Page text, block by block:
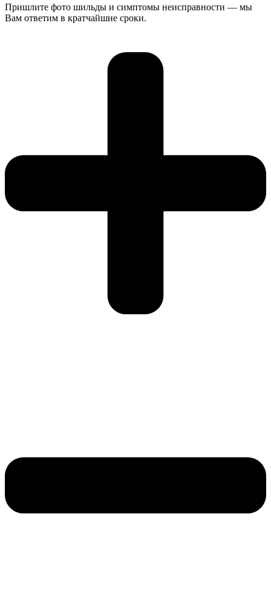
Пришлите фото шильды и симптомы неисправности — мы
Вам ответим в кратчайшие сроки.